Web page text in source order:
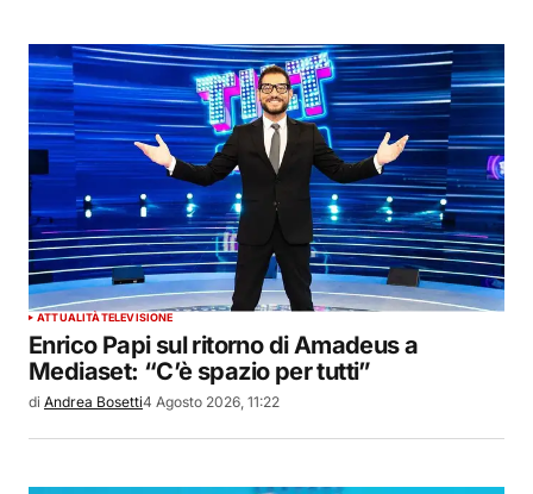
ATTUALITÀTELEVISIONE
Enrico Papi sul ritorno di Amadeus a
Mediaset: “C’è spazio per tutti”
di Andrea Bosetti4 Agosto 2026, 11:22